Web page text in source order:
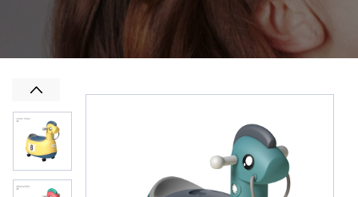
Previous